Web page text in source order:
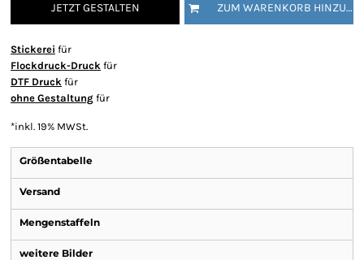
JETZT GESTALTEN ZUM WARENKORB HINZUFÜGEN
Stickerei für
Flockdruck-Druck für
DTF Druck für
ohne Gestaltung für
*inkl. 19% MWSt.
Größentabelle
Versand
Mengenstaffeln
weitere Bilder